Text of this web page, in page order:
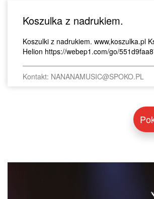
Koszulka z nadrukiem.
Koszulki z nadrukiem. www,koszulka.pl
Helion https://webep1.com/go/
Kontakt: NANANAMUSIC@SPOKO.PL